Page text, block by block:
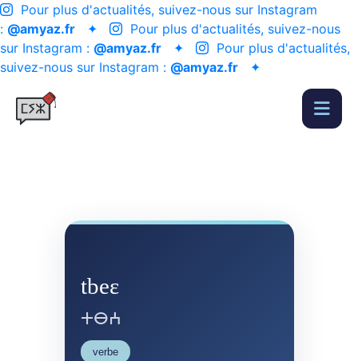
Pour plus d'actualités, suivez-nous sur Instagram
: @amyaz.fr ✦
Pour plus d'actualités, suivez-nous
sur Instagram : @amyaz.fr ✦
Pour plus d'actualités,
suivez-nous sur Instagram : @amyaz.fr ✦
tbeɛ
ⵜⴱⵄ
verbe